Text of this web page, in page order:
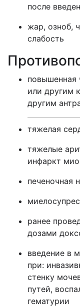
после
жар, озноб,
слабость
повышенная
или другим
другим
тяжелая
тяжелые
инфаркт
печеночная
ранее
дозами
введение в
при:
стенку
путей,
гематурии